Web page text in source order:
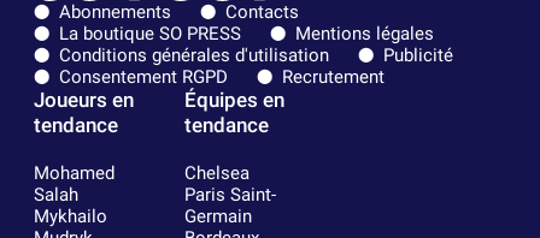
Abonnements
Contacts
La boutique SO PRESS
Mentions légales
Conditions générales d'utilisation
Publicité
Consentement RGPD
Recrutement
Joueurs en
tendance
Mohamed
Salah
Mykhailo
Équipes en
tendance
Chelsea
Paris Saint-
Germain